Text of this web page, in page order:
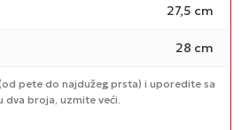
27,5 cm
28 cm
pete do najdužeg prsta) i uporedite sa
dva broja, uzmite veći.